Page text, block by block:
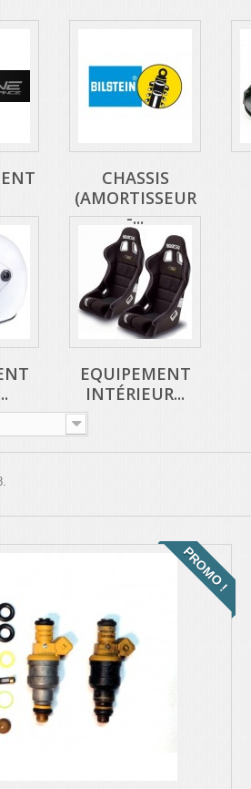
CHASSIS
(AMORTISSEUR
-...
EQUIPEMENT
INTÉRIEUR...
PROMO !